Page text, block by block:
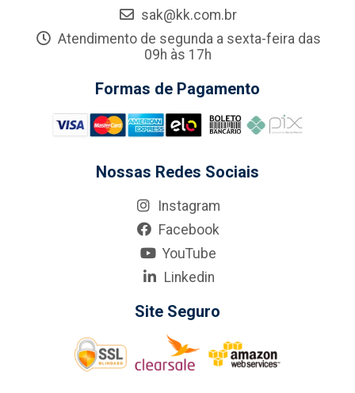
sak@kk.com.br
Atendimento de segunda a sexta-feira das
09h às 17h
Formas de Pagamento
Nossas Redes Sociais
Instagram
Facebook
YouTube
Linkedin
Site Seguro